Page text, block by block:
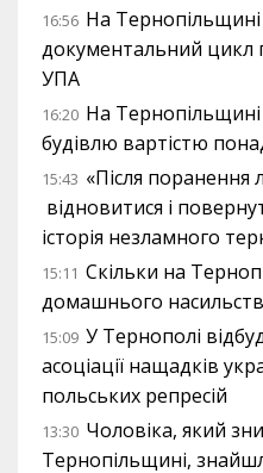
16:56 На
документальний цикл
УПА
16:20 На
будівлю вартістю
15:43 «Після
відновитися і
історія незламного
15:11 Скільки на
домашнього
15:09 У Тернополі
асоціації нащадків
польських репресій
13:30 Чоловіка, який
Тернопільщині,